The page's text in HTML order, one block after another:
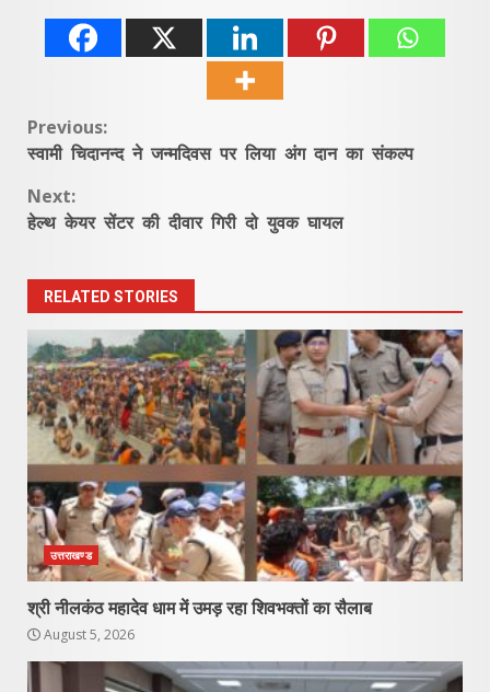
Continue
Previous:
स्वामी चिदानन्द ने जन्मदिवस पर लिया अंग दान का संकल्प
Next:
हेल्थ केयर सेंटर की दीवार गिरी दो युवक घायल
RELATED STORIES
उत्तराखण्ड
श्री नीलकंठ महादेव धाम में उमड़ रहा शिवभक्तों का सैलाब
August 5, 2026